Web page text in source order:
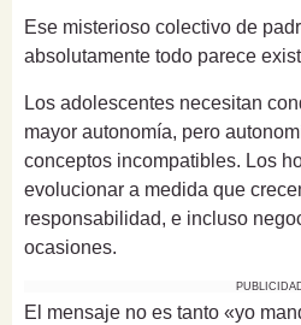
Ese misterioso colectivo de
absolutamente todo parece
Los adolescentes necesitan
mayor autonomía, pero
conceptos incompatibles. Los
evolucionar a medida que
responsabilidad, e incluso
ocasiones.
El mensaje no es tanto «yo